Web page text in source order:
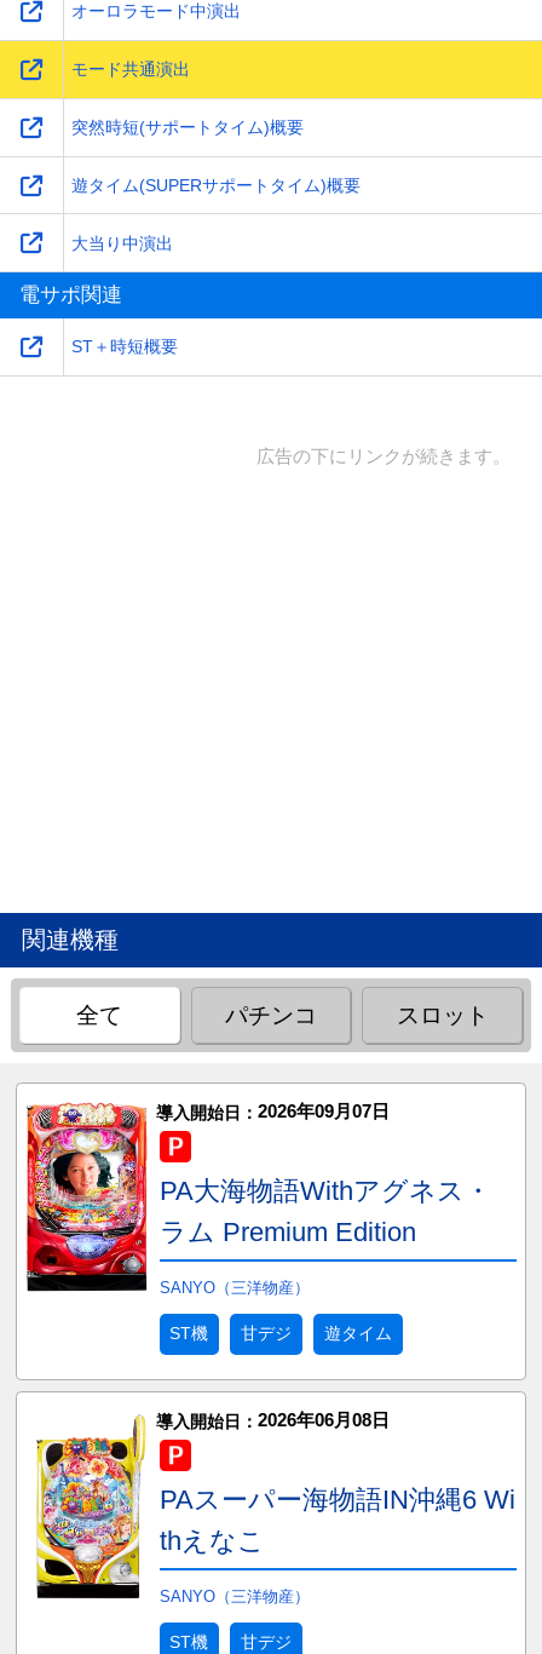
オーロラモード中演出
モード共通演出
突然時短(サポートタイム)概要
遊タイム(SUPERサポートタイム)概要
大当り中演出
電サポ関連
ST＋時短概要
広告の下にリンクが続きます。
関連機種
全て パチンコ スロット
導入開始日： 2026年09月07日
PA大海物語Withアグネス・
ラム Premium Edition
SANYO（三洋物産）
ST機 甘デジ 遊タイム
導入開始日： 2026年06月08日
PAスーパー海物語IN沖縄6 Wi
thえなこ
SANYO（三洋物産）
ST機 甘デジ